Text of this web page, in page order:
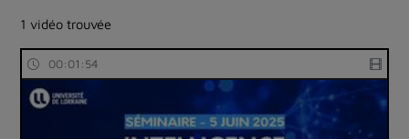
1 vidéo trouvée
00:01:54